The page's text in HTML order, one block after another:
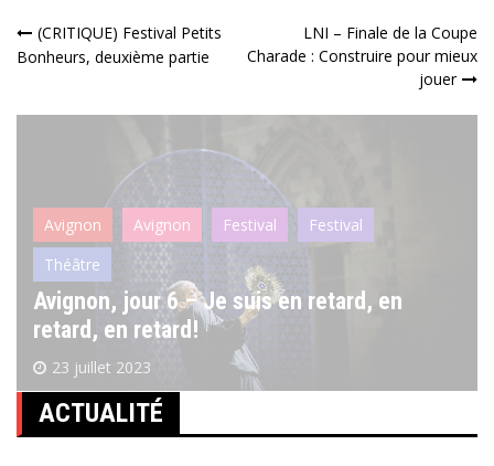
Navigation
l’article
(CRITIQUE) Festival Petits
Bonheurs, deuxième partie
LNI – Finale de la Coupe
Charade : Construire pour mieux
jouer
Avignon Avignon Festival
Festival
Théâtre
Avignon, jour 6 – Je suis en retard, en
retard, en retard!
23 juillet 2023
ACTUALITÉ